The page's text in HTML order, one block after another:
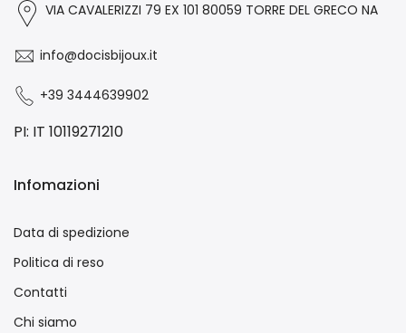
VIA CAVALERIZZI 79 EX 101 80059 TORRE DEL GRECO NA
info@docisbijoux.it
+39 3444639902
PI: IT 10119271210
Infomazioni
Data di spedizione
Politica di reso
Contatti
Chi siamo